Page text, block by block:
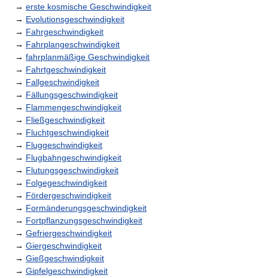
→ erste kosmische Geschwindigkeit
→ Evolutionsgeschwindigkeit
→ Fahrgeschwindigkeit
→ Fahrplangeschwindigkeit
→ fahrplanmäßige Geschwindigkeit
→ Fahrtgeschwindigkeit
→ Fallgeschwindigkeit
→ Fällungsgeschwindigkeit
→ Flammengeschwindigkeit
→ Fließgeschwindigkeit
→ Fluchtgeschwindigkeit
→ Fluggeschwindigkeit
→ Flugbahngeschwindigkeit
→ Flutungsgeschwindigkeit
→ Folgegeschwindigkeit
→ Fördergeschwindigkeit
→ Formänderungsgeschwindigkeit
→ Fortpflanzungsgeschwindigkeit
→ Gefriergeschwindigkeit
→ Giergeschwindigkeit
→ Gießgeschwindigkeit
→ Gipfelgeschwindigkeit